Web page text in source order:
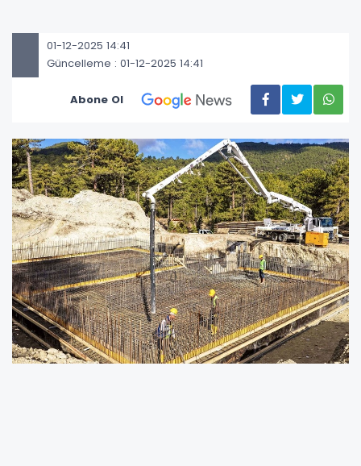
01-12-2025 14:41
Güncelleme : 01-12-2025 14:41
Abone Ol